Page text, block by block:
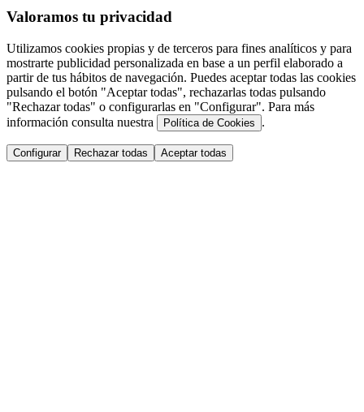
Valoramos tu privacidad
Utilizamos cookies propias y de terceros para fines analíticos y para
mostrarte publicidad personalizada en base a un perfil elaborado a
partir de tus hábitos de navegación. Puedes aceptar todas las cookies
pulsando el botón "Aceptar todas", rechazarlas todas pulsando
"Rechazar todas" o configurarlas en "Configurar". Para más
información consulta nuestra
Política de Cookies .
Configurar Rechazar todas Aceptar todas